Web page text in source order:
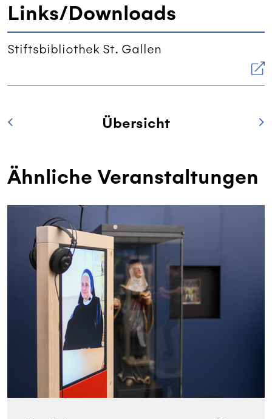
Links/Downloads
Stiftsbibliothek St. Gallen
Übersicht
Ähnliche Veranstaltungen